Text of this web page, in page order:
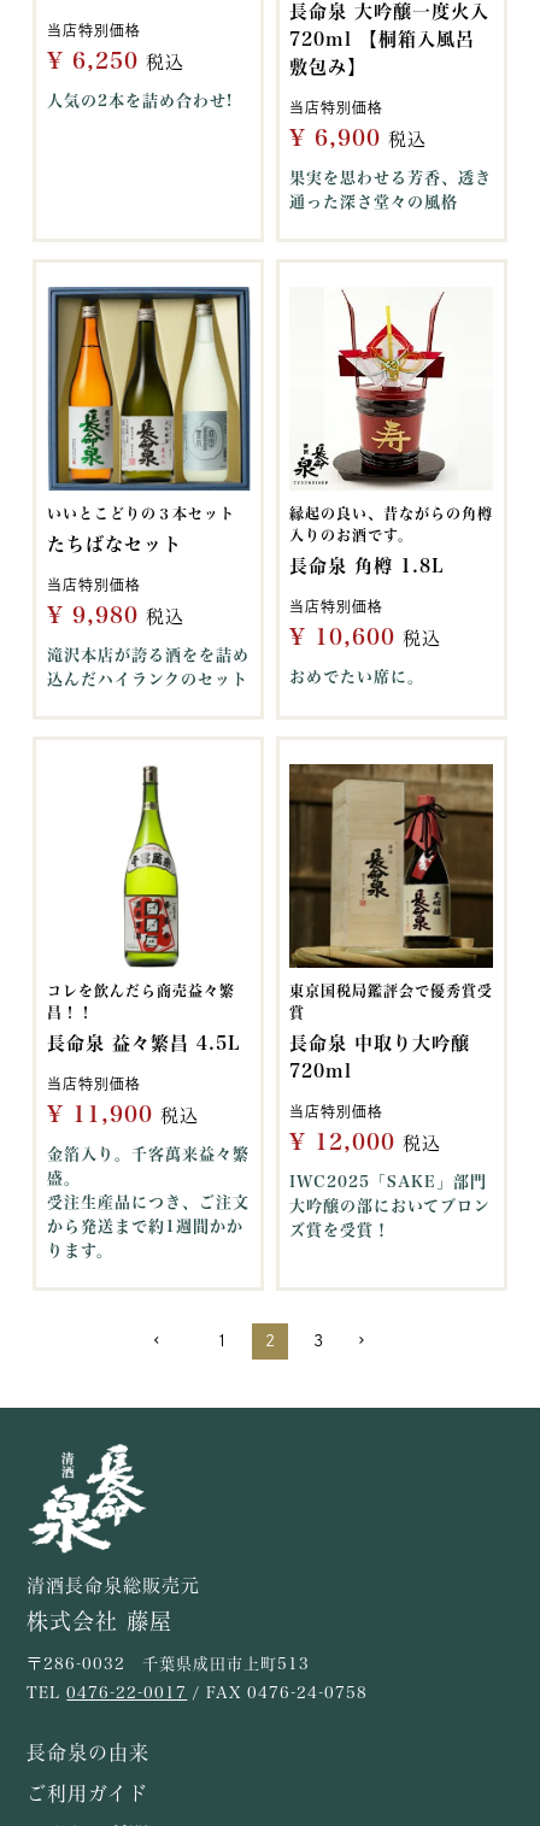
1 2 3
当店特別価格
¥ 6,250 税込
人気の2本を詰め合わせ!
長命泉 大吟醸一度火入
720ml 【桐箱入風呂
敷包み】
当店特別価格
¥ 6,900 税込
果実を思わせる芳香、透き
通った深さ堂々の風格
いいとこどりの３本セット
たちばなセット
当店特別価格
¥ 9,980 税込
滝沢本店が誇る酒をを詰め
込んだハイランクのセット
縁起の良い、昔ながらの角樽
入りのお酒です。
長命泉 角樽 1.8L
当店特別価格
¥ 10,600 税込
おめでたい席に。
コレを飲んだら商売益々繁
昌！！
長命泉 益々繁昌 4.5L
当店特別価格
¥ 11,900 税込
金箔入り。千客萬来益々繁
盛。
受注生産品につき、ご注文
から発送まで約1週間かか
ります。
東京国税局鑑評会で優秀賞受
賞
長命泉 中取り大吟醸
720ml
当店特別価格
¥ 12,000 税込
IWC2025「SAKE」部門
大吟醸の部においてブロン
ズ賞を受賞！
清酒長命泉総販売元
株式会社 藤屋
〒286-0032 千葉県成田市上町513
TEL0476-22-0017 / FAX 0476-24-0758
長命泉の由来
ご利用ガイド